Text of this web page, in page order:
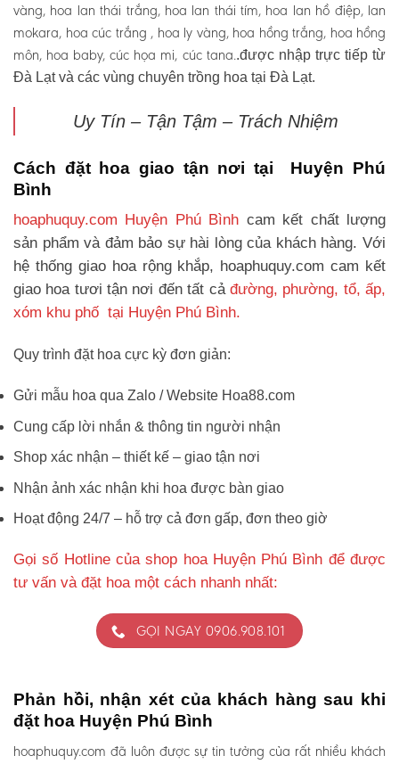
vàng, hoa lan thái trắng, hoa lan thái tím, hoa lan hồ điệp, lan
mokara, hoa cúc trắng , hoa ly vàng, hoa hồng trắng, hoa hồng
môn, hoa baby, cúc họa mi, cúc tana..được nhập trực tiếp từ
Đà Lạt và các vùng chuyên trồng hoa tại Đà Lạt.
Uy Tín – Tận Tậm – Trách Nhiệm
Cách đặt hoa giao tận nơi tại Huyện Phú
Bình
hoaphuquy.com Huyện Phú Bình cam kết chất lượng
sản phẩm và đảm bảo sự hài lòng của khách hàng. Với
hệ thống giao hoa rộng khắp, hoaphuquy.com cam kết
giao hoa tươi tận nơi đến tất cả đường, phường, tổ, ấp,
xóm khu phố tại Huyện Phú Bình.
Quy trình đặt hoa cực kỳ đơn giản:
Gửi mẫu hoa qua Zalo / Website Hoa88.com
Cung cấp lời nhắn & thông tin người nhận
Shop xác nhận – thiết kế – giao tận nơi
Nhận ảnh xác nhận khi hoa được bàn giao
Hoạt động 24/7 – hỗ trợ cả đơn gấp, đơn theo giờ
Gọi số Hotline của shop hoa Huyện Phú Bình để được
tư vấn và đặt hoa một cách nhanh nhất:
GỌI NGAY 0906.908.101
Phản hồi, nhận xét của khách hàng sau khi
đặt hoa Huyện Phú Bình
hoaphuquy.com đã luôn được sự tin tưởng của rất nhiều khách